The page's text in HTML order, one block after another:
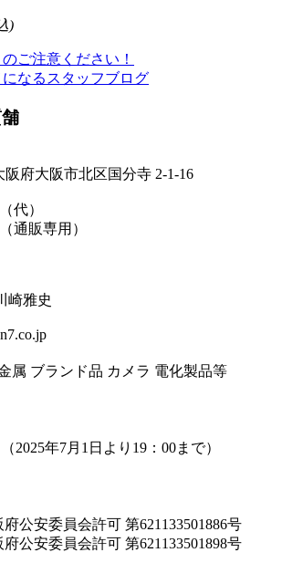
)
阪府大阪市北区国分寺 2-1-16
代）
通販専用）
崎雅史
属 ブランド品 カメラ 電化製品等
2025年7月1日より19：00まで）
公安委員会許可 第621133501886号
公安委員会許可 第621133501898号